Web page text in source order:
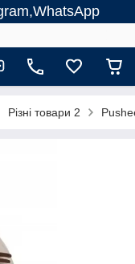
Різні товари 2